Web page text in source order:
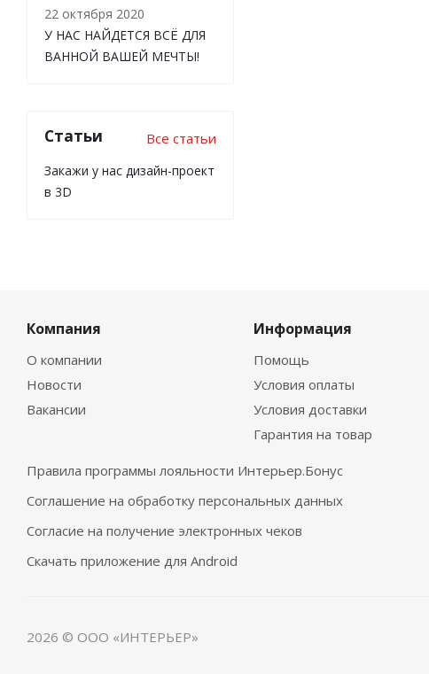
22 октября 2020
У НАС НАЙДЕТСЯ ВСЁ ДЛЯ
ВАННОЙ ВАШЕЙ МЕЧТЫ!
Статьи Все статьи
Закажи у нас дизайн-проект
в 3D
Компания
О компании
Новости
Вакансии
Информация
Помощь
Условия оплаты
Условия доставки
Гарантия на товар
Правила программы лояльности Интерьер.Бонус
Соглашение на обработку персональных данных
Согласие на получение электронных чеков
Скачать приложение для Android
2026 © ООО «ИНТЕРЬЕР»